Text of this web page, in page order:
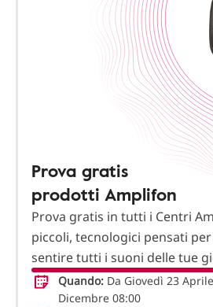
Prova gratis
prodotti Amplifon
Prova gratis in tutti i Centri
piccoli, tecnologici pensati
sentire tutti i suoni delle tue
Quando: Da Giovedì 23
Dicembre 08:00